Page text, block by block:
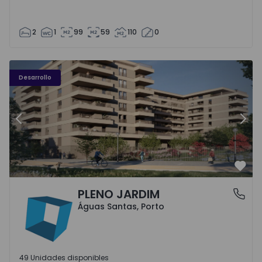
2 1 99 59 110 0
Desarrollo
PLENO JARDIM - 3
Anterior
Águas Santas, PortoPLENO JARDIM
Águas Santas, Porto
49 Unidades disponibles